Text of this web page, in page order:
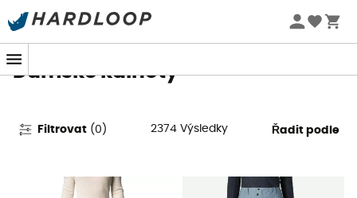
Letní akce 🔥 -5 % EXTRA při nákupu 2 produktů* s kódem
Dámské kalhoty
Filtrovat (0 ) 2374 Výsledky Řadit podle